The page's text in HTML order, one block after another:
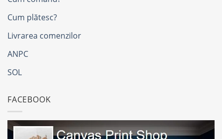
Cum plătesc?
Livrarea comenzilor
ANPC
SOL
FACEBOOK